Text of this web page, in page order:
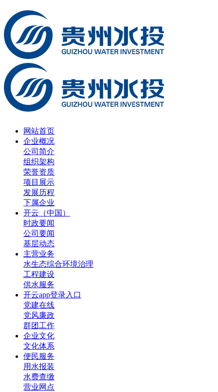
网站首页
企业概况
公司简介
组织架构
荣誉资质
项目展示
发展历程
下属企业
开云（中国）
时政要闻
公司要闻
基层动态
主营业务
水生态综合环境治理
工程建设
供水服务
开云app登录入口
党建在线
党风廉政
群团工作
企业文化
文化体系
便民服务
用水报装
水费查缴
营业网点